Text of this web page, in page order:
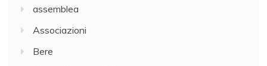
assemblea
Associazioni
Bere